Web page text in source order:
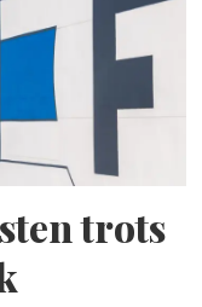
trots